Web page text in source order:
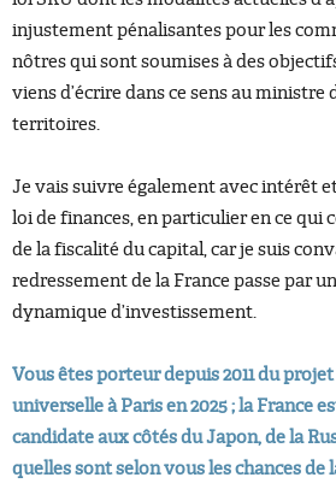
injustement pénalisantes pour les
nôtres qui sont soumises à des
viens d’écrire dans ce sens au ministre
territoires.
Je vais suivre également avec intérêt
loi de finances, en particulier en ce qui
de la fiscalité du capital, car je suis
redressement de la France passe par
dynamique d’investissement.
Vous êtes porteur depuis 2011 du
universelle à Paris en 2025 ; la France
candidate aux côtés du Japon, de la
quelles sont selon vous les chances de